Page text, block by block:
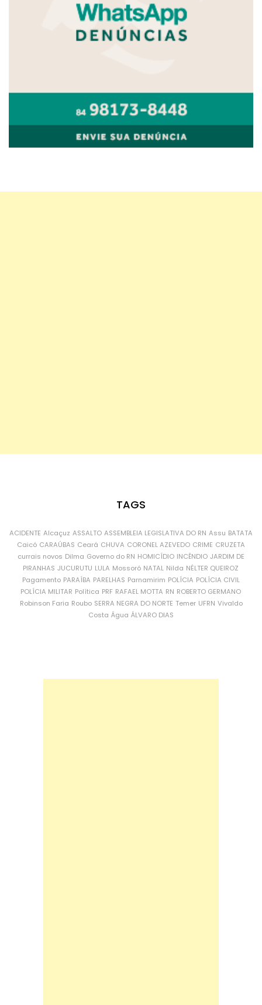
TAGS
ACIDENTE Alcaçuz ASSALTO ASSEMBLEIA LEGISLATIVA DO RN Assu BATATA
Caicó CARAÚBAS Ceará CHUVA CORONEL AZEVEDO CRIME CRUZETA
currais novos Dilma Governo do RN HOMICÍDIO INCÊNDIO JARDIM DE
PIRANHAS JUCURUTU LULA Mossoró NATAL Nilda NÉLTER QUEIROZ
Pagamento PARAÍBA PARELHAS Parnamirim POLÍCIA POLÍCIA CIVIL
POLÍCIA MILITAR Política PRF RAFAEL MOTTA RN ROBERTO GERMANO
Robinson Faria Roubo SERRA NEGRA DO NORTE Temer UFRN Vivaldo
Costa Água ÁLVARO DIAS